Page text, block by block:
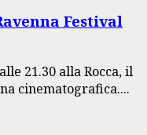
Festival
21.30 alla Rocca, il
cinematografica....